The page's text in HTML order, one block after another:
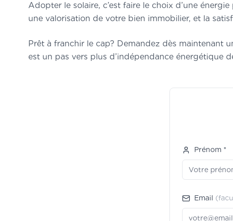
Adopter le solaire, c’est faire le choix d’une
une valorisation de votre bien immobilier, et la
Prêt à franchir le cap? Demandez dès maintenant
est un pas vers plus d’indépendance énergétique
Prénom *
Email